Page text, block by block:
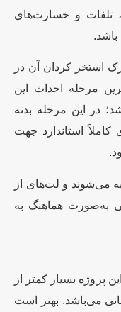
و خسارت‌های
باشد.
استخر کردان آن در
مرحله احداث این
در این مرحله بدنه
استاندارد جهت
می‌شوند و لت‌های از
به‌صورت هماهنگ به
پروژه بسیار کمتر از
می‌باشد. بهتر است